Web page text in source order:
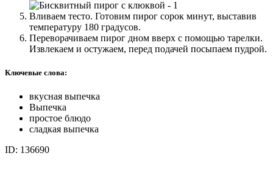
Вливаем тесто. Готовим пирог сорок минут, выставив
температуру 180 градусов.
Переворачиваем пирог дном вверх с помощью тарелки.
Извлекаем и остужаем, перед подачей посыпаем пудрой.
Ключевые слова:
вкусная выпечка
Выпечка
простое блюдо
сладкая выпечка
ID: 136690